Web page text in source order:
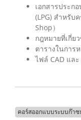
เอกสารประก
(LPG) สำหรั
Shop）
กฎหมายที่เกี่ย
ตารางในการ
ไฟล์ CAD แล
คอร์สออกแบบระบบก๊าซ